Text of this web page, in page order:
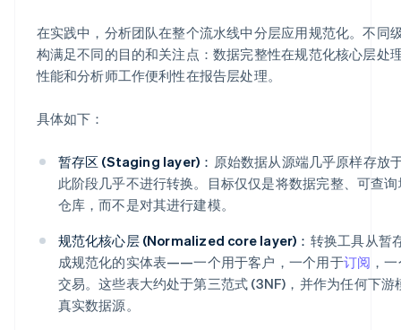
在实践中，分析团队在整个流水线中分层应用规范化。不同
构满足不同的目的和关注点：数据完整性在规范化核心层处
性能和分析师工作便利性在报告层处理。
具体如下：
暂存区 (Staging layer)： 原始数据从源端几乎原样存放
此阶段几乎不进行转换。目标仅仅是将数据完整、可查
仓库，而不是对其进行建模。
规范化核心层 (Normalized core layer)： 转换工具从暂
成规范化的实体表——一个用于客户，一个用于订阅 ，
交易。这些表大约处于第三范式 (3NF)，并作为任何下游
真实数据源。